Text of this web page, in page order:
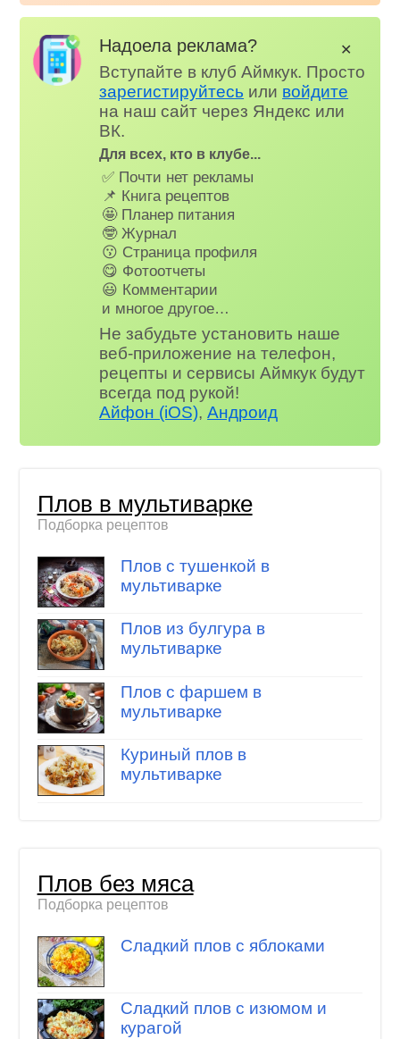
Надоела реклама?
Вступайте в клуб Аймкук. Просто
зарегистируйтесь или войдите
на наш сайт через Яндекс или
ВК.
Для всех, кто в клубе...
✅ Почти нет рекламы
📌 Книга рецептов
🤩 Планер питания
🤓 Журнал
😗 Страница профиля
😋 Фотоотчеты
😃 Комментарии
и многое другое…
Не забудьте установить наше
веб-приложение на телефон,
рецепты и сервисы Аймкук будут
всегда под рукой!
Айфон (iOS),Андроид
✕
Плов в мультиварке
Подборка рецептов
Плов с тушенкой в
мультиварке
Плов из булгура в
мультиварке
Плов с фаршем в
мультиварке
Куриный плов в
мультиварке
Плов без мяса
Подборка рецептов
Сладкий плов с яблоками
Сладкий плов с изюмом и
курагой